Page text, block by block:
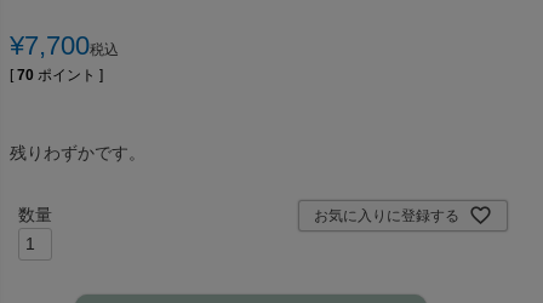
¥7,700税込
[ 70 ポイント ]
残りわずかです。
お気に入りに登録する